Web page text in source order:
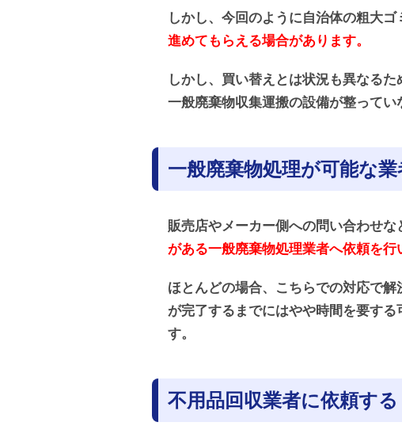
しかし、今回のように自治体の粗大ゴ
進めてもらえる場合があります。
しかし、買い替えとは状況も異なる
一般廃棄物収集運搬の設備が整ってい
一般廃棄物処理が可能な
販売店やメーカー側への問い合わせ
がある一般廃棄物処理業者へ依頼を行
ほとんどの場合、こちらでの対応で
が完了するまでにはやや時間を要す
す。
不用品回収業者に依頼する